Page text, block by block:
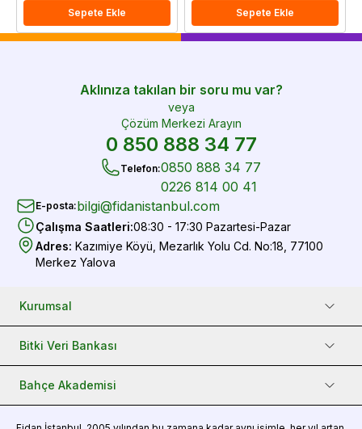
Sepete Ekle Sepete Ekle
Aklınıza takılan bir soru mu var?
veya
Çözüm Merkezi Arayın
0 850 888 34 77
Telefon:0850 888 34 77
0226 814 00 41
E-posta:bilgi@fidanistanbul.com
Çalışma Saatleri:08:30 - 17:30 Pazartesi-Pazar
Adres: Kazımiye Köyü, Mezarlık Yolu Cd. No:18, 77100
Merkez Yalova
Kurumsal
Bitki Veri Bankası
Bahçe Akademisi